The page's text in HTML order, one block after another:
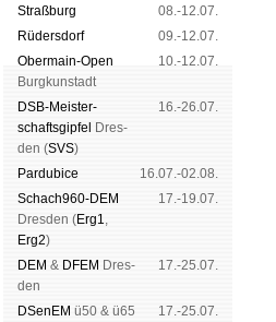
Straß­burg
08.-12.07.
Rüders­dorf
09.-12.07.
Ober­main-Open
Burg­kun­stadt
10.-12.07.
DSB-Meister­
schafts­gipfel
Dres­
den (SVS)
16.-26.07.
Pardu­bice
16.07.-02.08.
Schach960-DEM
Dres­den (Erg1,
Erg2)
17.-19.07.
DEM & DFEM Dres­
den
17.-25.07.
DSenEM ü50 & ü65
17.-25.07.